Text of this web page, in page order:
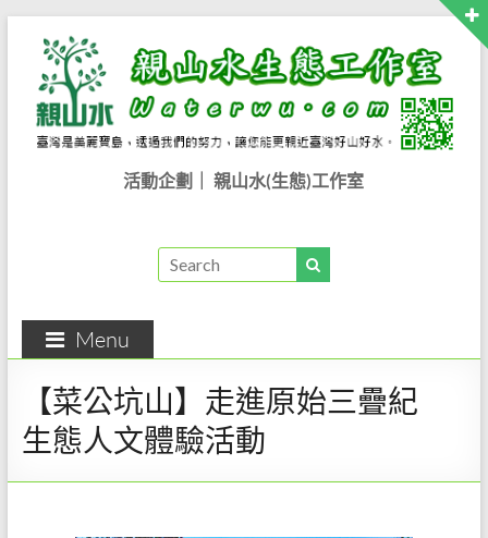
活動企劃｜ 親山水(生態)工作室
Menu
【菜公坑山】走進原始三疊紀
生態人文體驗活動